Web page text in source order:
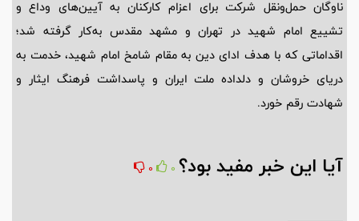
ناوگان حمل‌ونقل شرکت برای اعزام کارکنان به آیین‌های وداع و
تشییع امام شهید در تهران و مشهد مقدس به‌کار گرفته شد؛
اقداماتی که با هدف ادای دین به مقام شامخ امام شهید، خدمت به
دریای خروشان و دلداده ملت ایران و پاسداشت فرهنگ ایثار و
شهادت رقم خورد.
آیا این خبر مفید بود؟ 0
0